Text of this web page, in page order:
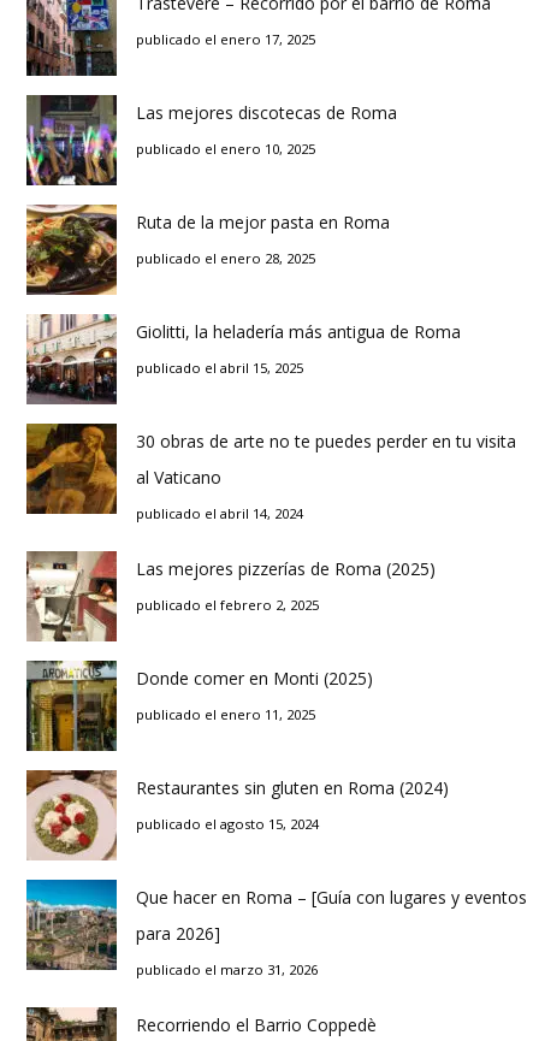
publicado el enero 17, 2025
Las mejores discotecas de Roma
publicado el enero 10, 2025
Ruta de la mejor pasta en Roma
publicado el enero 28, 2025
Giolitti, la heladería más antigua de Roma
publicado el abril 15, 2025
30 obras de arte no te puedes perder en tu visita
al Vaticano
publicado el abril 14, 2024
Las mejores pizzerías de Roma (2025)
publicado el febrero 2, 2025
Donde comer en Monti (2025)
publicado el enero 11, 2025
Restaurantes sin gluten en Roma (2024)
publicado el agosto 15, 2024
Que hacer en Roma – [Guía con lugares y eventos
para 2026]
publicado el marzo 31, 2026
Recorriendo el Barrio Coppedè